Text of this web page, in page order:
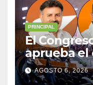
PRINCIPAL
El
aprueba el
alcaldes
Sureste y
AGOSTO 6, 2026